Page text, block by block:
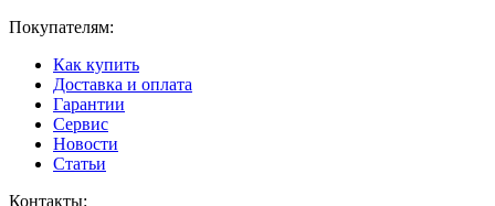
Покупателям:
Как купить
Доставка и оплата
Гарантии
Сервис
Новости
Статьи
Контакты: